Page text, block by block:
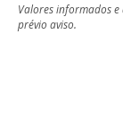
Valores informados
prévio aviso.